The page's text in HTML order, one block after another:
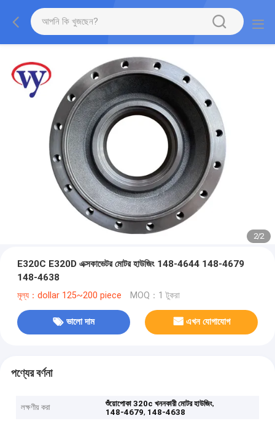
2/2
E320C E320D এক্সকাভেটর মোটর হাউজিং 148-4644 148-4679
148-4638
মূল্য：dollar 125~200 piece MOQ：1 টুকরা
ভালো দাম এখন যোগাযোগ
পণ্যের বর্ণনা
লক্ষণীয় করা শুঁয়োপোকা 320c খননকারী মোটর হাউজিং,
148-4679, 148-4638